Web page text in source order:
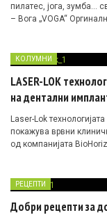
пилатес, јога, зумба…
– Вога „VOGA“
КОЛУМНИ
LASER-LOK
на дентални
Laser-Lok
покажува врвни
од компанијата
РЕЦЕПТИ
Добри рецепти за